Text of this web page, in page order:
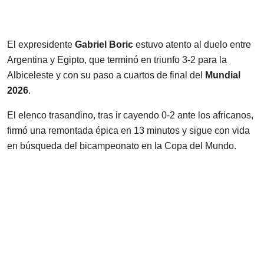
El expresidente Gabriel Boric estuvo atento al duelo entre
Argentina y Egipto, que terminó en triunfo 3-2 para la
Albiceleste y con su paso a cuartos de final del
Mundial
2026.
El elenco trasandino, tras ir cayendo 0-2 ante los africanos,
firmó una remontada épica en 13 minutos y sigue con vida
en búsqueda del bicampeonato en la Copa del Mundo.